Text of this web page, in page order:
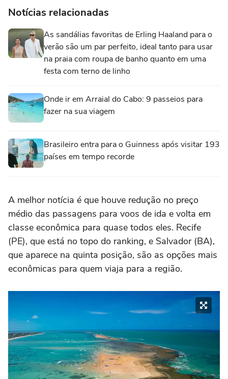
Notícias relacionadas
As sandálias favoritas de Erling Haaland para o
verão são um par perfeito, ideal tanto para usar
na praia com roupa de banho quanto em uma
festa com terno de linho
Onde ir em Arraial do Cabo: 9 passeios para
fazer na sua viagem
Brasileiro entra para o Guinness após visitar 193
países em tempo recorde
A melhor notícia é que houve redução no preço
médio das passagens para voos de ida e volta em
classe econômica para quase todos eles. Recife
(PE), que está no topo do ranking, e Salvador (BA),
que aparece na quinta posição, são as opções mais
econômicas para quem viaja para a região.